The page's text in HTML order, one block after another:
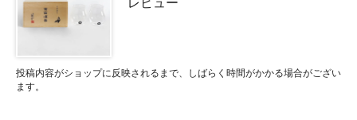
投稿内容がショップに反映されるまで、しばらく時間がかかる場合がござい
ます。